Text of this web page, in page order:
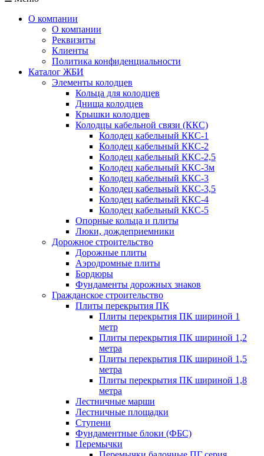
О компании
О компании
Реквизиты
Клиенты
Политика конфиденциальности
Каталог ЖБИ
Элементы колодцев
Кольца для колодцев
Днища колодцев
Крышки колодцев
Колодцы кабельной связи (ККС)
Колодец кабельный ККС-1
Колодец кабельный ККС-2
Колодец кабельный ККС-2,5
Колодец кабельный ККС-3м
Колодец кабельный ККС-3
Колодец кабельный ККС-3,5
Колодец кабельный ККС-4
Колодец кабельный ККС-5
Опорные кольца и плиты
Люки, дождеприемники
Дорожное строительство
Дорожные плиты
Аэродромные плиты
Бордюры
Фундаменты дорожных знаков
Гражданское строительство
Плиты перекрытия ПК
Плиты перекрытия ПК шириной 1
метр
Плиты перекрытия ПК шириной 1,2
метра
Плиты перекрытия ПК шириной 1,5
метра
Плиты перекрытия ПК шириной 1,8
метра
Лестничные марши
Лестничные площадки
Ступени
Фундаментные блоки (ФБС)
Перемычки